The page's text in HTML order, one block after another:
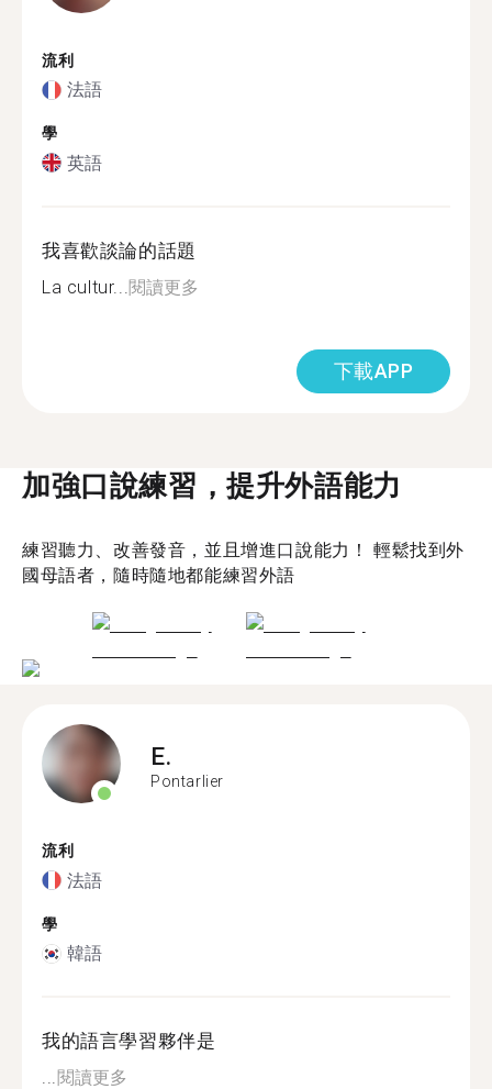
流利
法語
學
英語
我喜歡談論的話題
La cultur... 閱讀更多
下載APP
加強口說練習，提升外語能力
練習聽力、改善發音，並且增進口說能力！ 輕鬆找到外
國母語者，隨時隨地都能練習外語
E.
Pontarlier
流利
法語
學
韓語
我的語言學習夥伴是
...閱讀更多